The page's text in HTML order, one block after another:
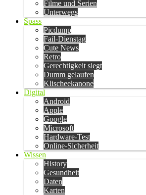
Filme und Serien
Unterwegs
Spass
Picdump
Fail-Dienstag
Cute News
Retro
Gerechtigkeit siegt
Dumm gelaufen
Klischeekanone
Digital
Android
Apple
Google
Microsoft
Hardware-Test
Online-Sicherheit
Wissen
History
Gesundheit
Daten
Karten